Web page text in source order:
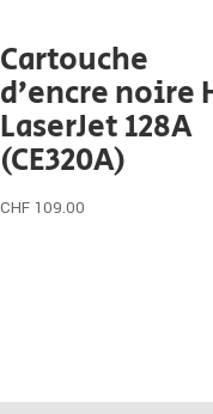
Cartouche
d’encre noire
LaserJet 128A
(CE320A)
CHF 109.00